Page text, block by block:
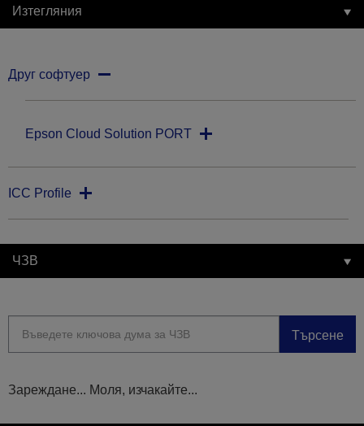
Изтегляния
Друг софтуер
Epson Cloud Solution PORT
ICC Profile
ЧЗВ
Търсене
Зареждане... Моля, изчакайте...